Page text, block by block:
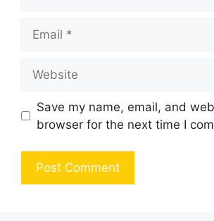
Save my name, email, and
browser for the next time I